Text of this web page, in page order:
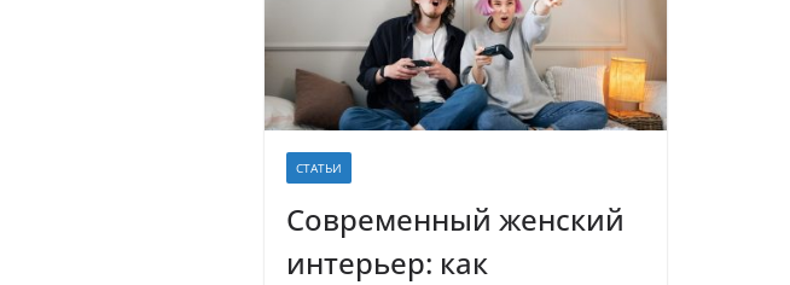
СТАТЬИ
Современный женский
интерьер: как